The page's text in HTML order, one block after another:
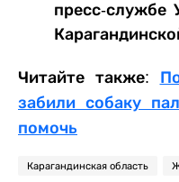
пресс-службе
Читайте также:
забили собаку
помочь
Карагандинская область